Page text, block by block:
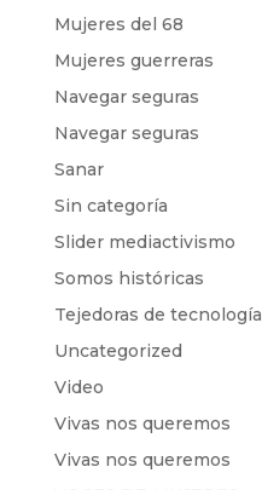
Mujeres del 68
Mujeres guerreras
Navegar seguras
Navegar seguras
Sanar
Sin categoría
Slider mediactivismo
Somos históricas
Tejedoras de tecnología
Uncategorized
Video
Vivas nos queremos
Vivas nos queremos